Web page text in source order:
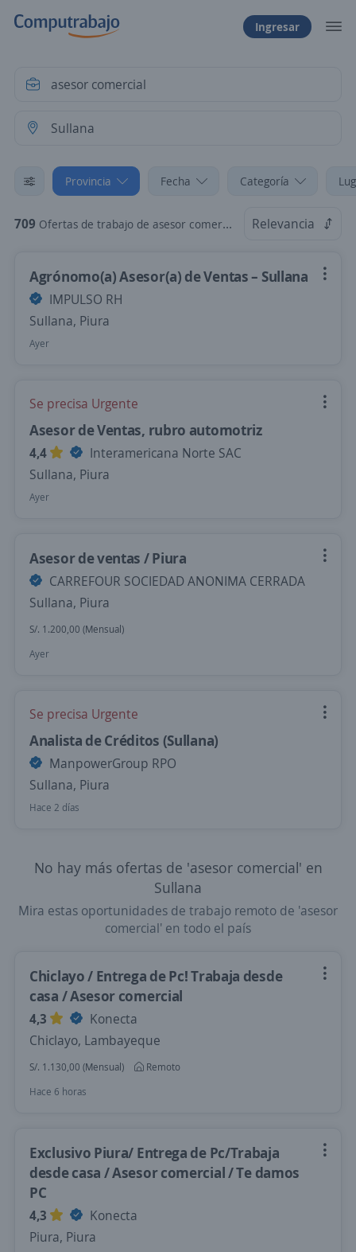
Ingresar
Provincia Fecha Categoría
709 Ofertas de trabajo de asesor comercial en Sullana, Piura Relevancia
Agrónomo(a) Asesor(a) de Ventas – Sullana
IMPULSO RH
Sullana, Piura
Ayer
Se precisa Urgente
Asesor de Ventas, rubro automotriz
4,4
Interamericana Norte SAC
Sullana, Piura
Ayer
Asesor de ventas / Piura
CARREFOUR SOCIEDAD ANONIMA CERRADA
Sullana, Piura
S/. 1.200,00 (Mensual)
Ayer
Se precisa Urgente
Analista de Créditos (Sullana)
ManpowerGroup RPO
Sullana, Piura
Hace 2 días
No hay más ofertas de 'asesor comercial' en
Sullana
Mira estas oportunidades de trabajo remoto de 'asesor
comercial' en todo el país
Chiclayo / Entrega de Pc! Trabaja desde
casa / Asesor comercial
4,3
Konecta
Chiclayo, Lambayeque
S/. 1.130,00 (Mensual)
Remoto
Hace 6 horas
Exclusivo Piura/ Entrega de Pc/Trabaja
desde casa / Asesor comercial / Te damos
PC
4,3
Konecta
Piura, Piura